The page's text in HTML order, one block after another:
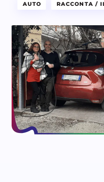
AUTO RACCONTA /